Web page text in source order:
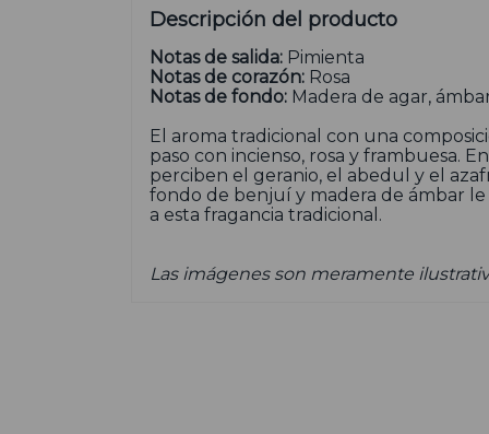
Descripción del producto
Notas de salida:Pimienta
Notas de corazón:Rosa
Notas de fondo:Madera de agar,
El aroma tradicional con una
paso con incienso, rosa y frambuesa.
perciben el geranio, el abedul y el
fondo de benjuí y madera de ámbar
a esta fragancia tradicional.
Las imágenes son meramente